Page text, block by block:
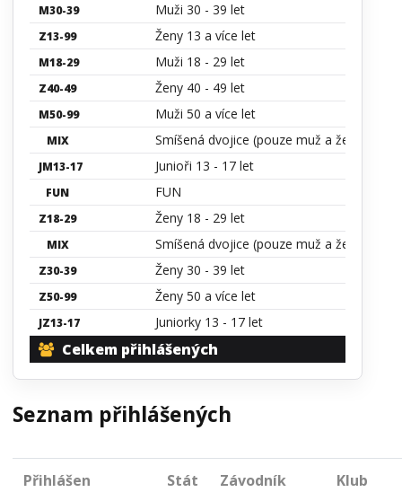
M30-39 Muži 30 - 39 let
Z13-99 Ženy 13 a více let
M18-29 Muži 18 - 29 let
Z40-49 Ženy 40 - 49 let
M50-99 Muži 50 a více let
MIX Smíšená dvojice (pouze muž a žena)
JM13-17 Junioři 13 - 17 let
FUN FUN
Z18-29 Ženy 18 - 29 let
MIX Smíšená dvojice (pouze muž a žena)
Z30-39 Ženy 30 - 39 let
Z50-99 Ženy 50 a více let
JZ13-17 Juniorky 13 - 17 let
Celkem přihlášených
Seznam přihlášených
Přihlášen Stát Závodník Klub